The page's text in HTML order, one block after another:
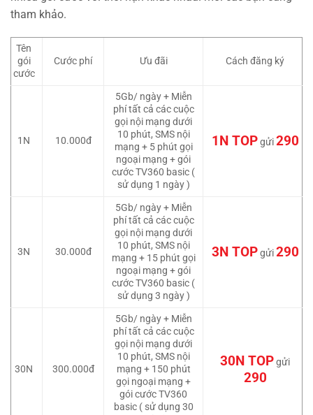
tham khảo.
Tên
gói
cước
Cước phí Ưu đãi Cách đăng ký
1N 10.000đ
5Gb/ ngày + Miễn
phí tất cả các cuộc
gọi nội mạng dưới
10 phút, SMS nội
mạng + 5 phút gọi
ngoại mạng + gói
cước TV360 basic (
sử dụng 1 ngày )
1N TOPgửi290
3N 30.000đ
5Gb/ ngày + Miễn
phí tất cả các cuộc
gọi nội mạng dưới
10 phút, SMS nội
mạng + 15 phút gọi
ngoại mạng + gói
cước TV360 basic (
sử dụng 3 ngày )
3N TOPgửi290
30N 300.000đ
5Gb/ ngày + Miễn
phí tất cả các cuộc
gọi nội mạng dưới
10 phút, SMS nội
mạng + 150 phút
gọi ngoại mạng +
gói cước TV360
basic ( sử dụng 30
30N TOPgửi
290